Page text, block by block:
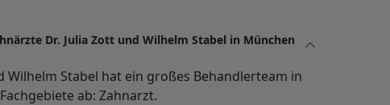
Dr. Julia Zott und Wilhelm Stabel in München
Wilhelm Stabel hat ein großes Behandlerteam in
ab: Zahnarzt.